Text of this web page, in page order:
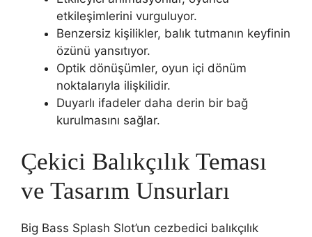
etkileşimlerini vurguluyor.
Benzersiz kişilikler, balık tutmanın keyfinin
özünü yansıtıyor.
Optik dönüşümler, oyun içi dönüm
noktalarıyla ilişkilidir.
Duyarlı ifadeler daha derin bir bağ
kurulmasını sağlar.
Çekici Balıkçılık Teması
ve Tasarım Unsurları
Big Bass Splash Slot’un cezbedici balıkçılık